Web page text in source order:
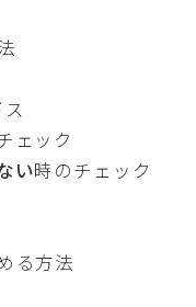
ェック
い時のチェック
る方法